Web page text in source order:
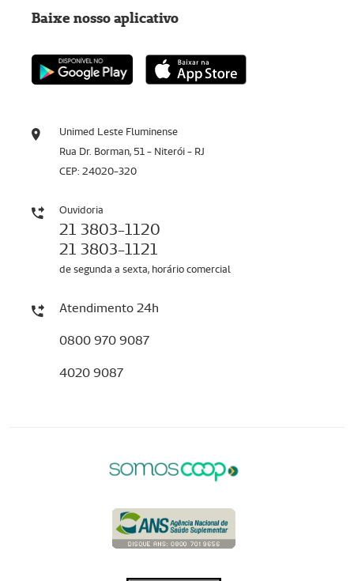
Unimed Leste Fluminense
Rua Dr. Borman, 51 - Niterói - RJ
CEP: 24020-320
Ouvidoria
21 3803-1120
21 3803-1121
de segunda a sexta, horário comercial
Atendimento 24h
0800 970 9087
4020 9087
Baixe nosso aplicativo